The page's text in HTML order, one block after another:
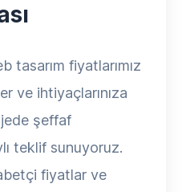
tasarım fiyatlarımız
ve ihtiyaçlarınıza
şeffaf
teklif sunuyoruz.
fiyatlar ve